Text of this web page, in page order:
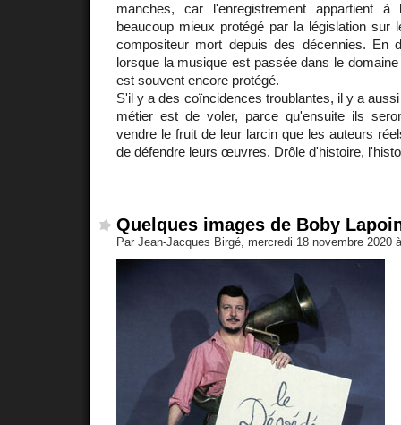
manches, car l'enregistrement appartient
beaucoup mieux protégé par la législation sur
compositeur mort depuis des décennies. En
lorsque la musique est passée dans le
est souvent encore protégé.
S'il y a des coïncidences troublantes, il y a
métier est de voler, parce qu'ensuite ils
vendre le fruit de leur larcin que les auteurs
de défendre leurs œuvres. Drôle d'histoire,
Quelques images de Boby
Par Jean-Jacques Birgé, mercredi 18 novembre 2020